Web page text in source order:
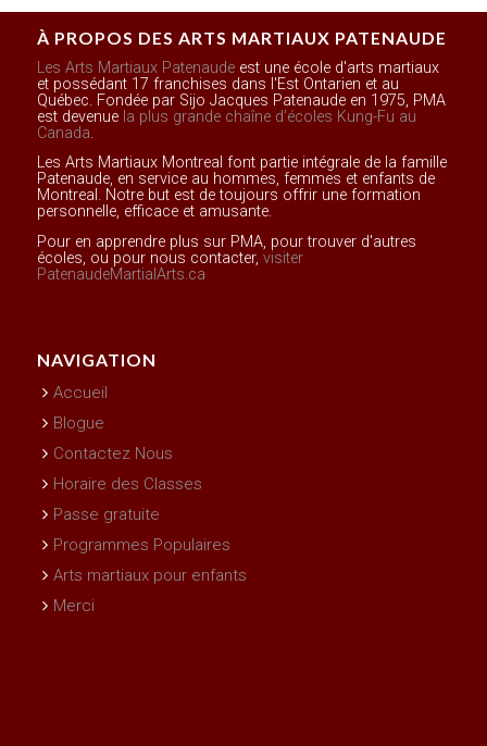
À PROPOS DES ARTS MARTIAUX PATENAUDE
Les Arts Martiaux Patenaudeest une école d'arts martiaux
et possédant 17 franchises dans l'Est Ontarien et au
Québec. Fondée par Sijo Jacques Patenaude en 1975, PMA
est devenue la plus grande chaîne d'écoles Kung-Fu au
Canada.
Les Arts Martiaux Montreal font partie intégrale de la famille
Patenaude, en service au hommes, femmes et enfants de
Montreal. Notre but est de toujours offrir une formation
personnelle, efficace et amusante.
Pour en apprendre plus sur PMA, pour trouver d'autres
écoles, ou pour nous contacter, visiter
PatenaudeMartialArts.ca
NAVIGATION
Accueil
Blogue
Contactez Nous
Horaire des Classes
Passe gratuite
Programmes Populaires
Arts martiaux pour enfants
Merci